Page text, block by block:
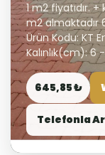
1 m2 fiyatıdır.
m2 almaktadır
Ürün Kodu: KT
Kalınlık(cm): 6
645,85 ₺
Telefonla